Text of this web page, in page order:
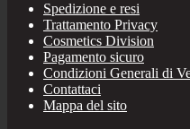
Spedizione e resi
Trattamento Privacy
Cosmetics Division
Pagamento sicuro
Condizioni Generali di
Contattaci
Mappa del sito